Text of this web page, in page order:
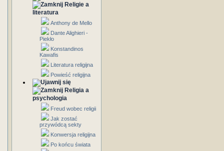
Religie a
literatura
Anthony de Mello
Dante Alighieri -
Piekło
Konstandinos
Kawafis
Literatura religijna
Powieść religijna
Religia a
psychologia
Freud wobec religii
Jak zostać
przywódcą sekty
Konwersja religijna
Po końcu świata